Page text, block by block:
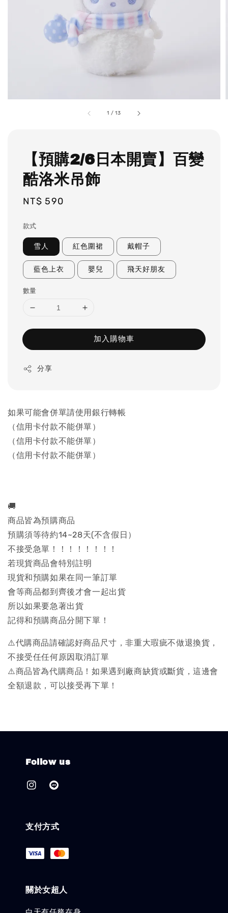
1 /13
【預購2/6日本開賣】百變
酷洛米吊飾
Regular
NT$ 590
款式
雪人 紅色圍裙 戴帽子
藍色上衣 嬰兒 飛天好朋友
數量
加入購物車
分享
如果可能會併單請使用銀行轉帳
（信用卡付款不能併單）
（信用卡付款不能併單）
（信用卡付款不能併單）
🚚
商品皆為預購商品
預購須等待約14~28天(不含假日）
不接受急單！！！！！！！！
若現貨商品會特別註明
現貨和預購如果在同一筆訂單
會等商品都到齊後才會一起出貨
所以如果要急著出貨
記得和預購商品分開下單！
⚠️代購商品請確認好商品尺寸，非重大瑕疵不做退換貨，
不接受任任何原因取消訂單
⚠️商品皆為代購商品！如果遇到廠商缺貨或斷貨，這邊會
全額退款，可以接受再下單！
Follow us
支付方式
關於女超人